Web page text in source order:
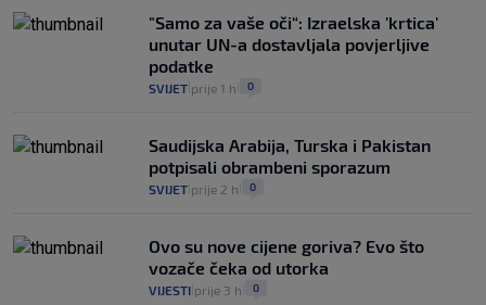
"Samo za vaše oči“: Izraelska 'krtica'
unutar UN-a dostavljala povjerljive
podatke
SVIJET prije 1 h 0
Saudijska Arabija, Turska i Pakistan
potpisali obrambeni sporazum
SVIJET prije 2 h 0
Ovo su nove cijene goriva? Evo što
vozače čeka od utorka
VIJESTI prije 3 h 0